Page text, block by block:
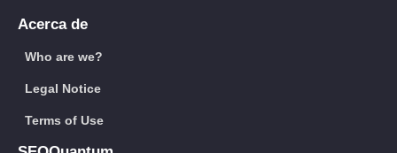
Acerca de
Who are we?
Legal Notice
Terms of Use